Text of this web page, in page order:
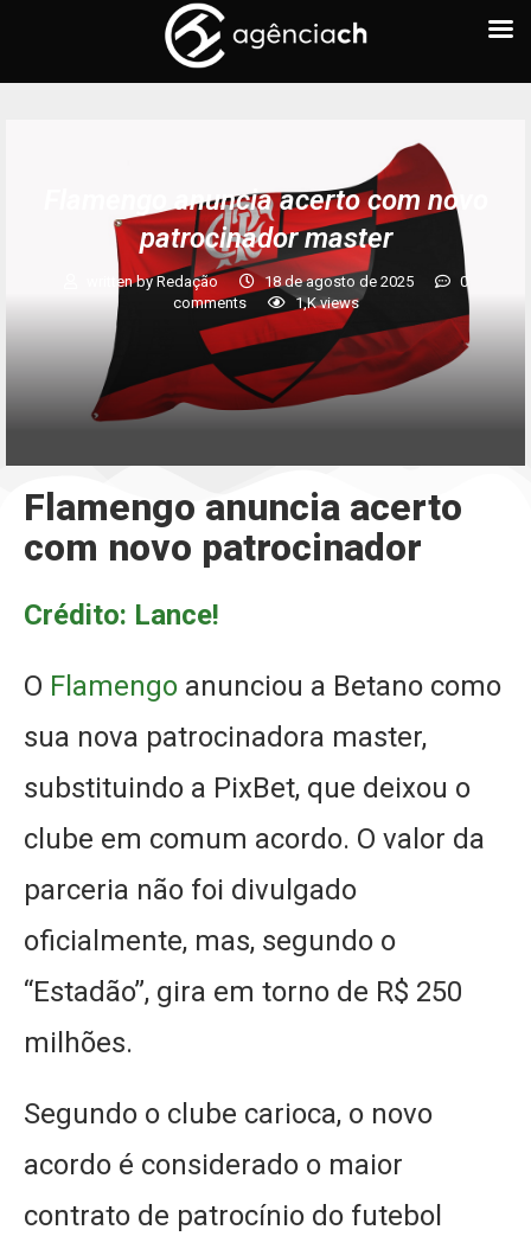
Flamengo anuncia acerto com novo
patrocinador master
written byRedação 18 de agosto de 2025
0
comments
1,Kviews
Flamengo anuncia acerto
com novo patrocinador
Crédito: Lance!
O Flamengo anunciou a Betano como
sua nova patrocinadora master,
substituindo a PixBet, que deixou o
clube em comum acordo. O valor da
parceria não foi divulgado
oficialmente, mas, segundo o
“Estadão”, gira em torno de R$ 250
milhões.
Segundo o clube carioca, o novo
acordo é considerado o maior
contrato de patrocínio do futebol